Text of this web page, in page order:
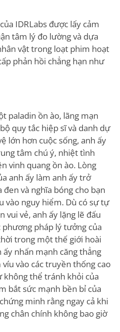
IDRLabs được lấy cảm
tâm lý đo lường và dựa
vật trong loạt phim hoạt
phản hồi chẳng hạn như
paladin ồn ào, lãng mạn
quy tắc hiệp sĩ và danh dự
lớn hơn cuộc sống, anh ấy
tâm chú ý, nhiệt tình
vinh quang ồn ào. Lòng
anh ấy làm anh ấy trở
và nghĩa bóng cho bạn
vào nguy hiểm. Dù có sự tự
vui vẻ, anh ấy lặng lẽ đấu
pháp lý tưởng của
trong một thế giới hoài
nhấn mạnh căng thẳng
vào các truyền thống cao
không thể tránh khỏi của
bắt sức mạnh bền bỉ của
minh rằng ngay cả khi
chân chính không bao giờ